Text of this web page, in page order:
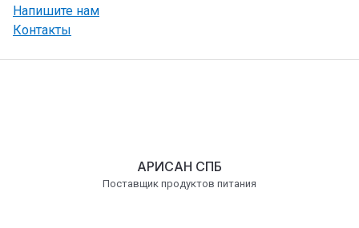
Напишите нам
Контакты
АРИСАН СПБ
Поставщик продуктов питания